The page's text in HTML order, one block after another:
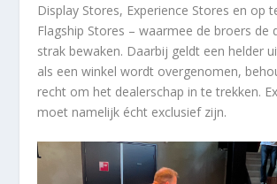
Display Stores, Experience Stores en op
Flagship Stores – waarmee de broers de
strak bewaken. Daarbij geldt een helder
als een winkel wordt overgenomen,
recht om het dealerschap in te trekken.
moet namelijk écht exclusief zijn.